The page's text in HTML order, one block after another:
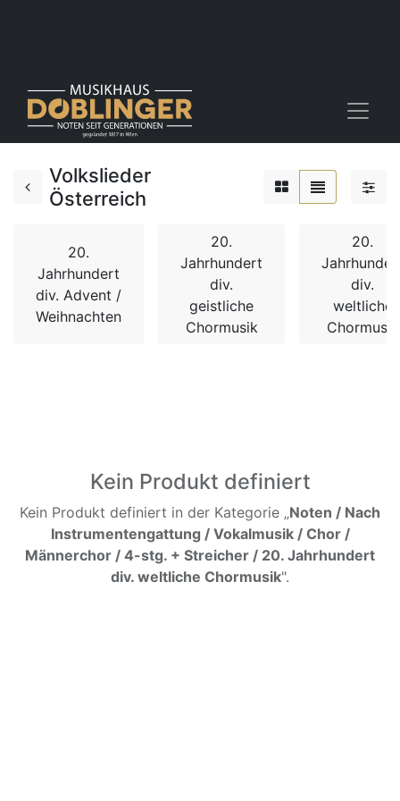
Volkslieder
Österreich
20.
Jahrhundert
div. Advent /
Weihnachten
20.
Jahrhundert
div.
geistliche
Chormusik
20.
div.
weltliche
Chormusik
Kein Produkt definiert
Kein Produkt definiert in der Kategorie „Noten / Nach
Instrumentengattung / Vokalmusik / Chor /
Männerchor / 4-stg. + Streicher / 20. Jahrhundert
div. weltliche Chormusik".